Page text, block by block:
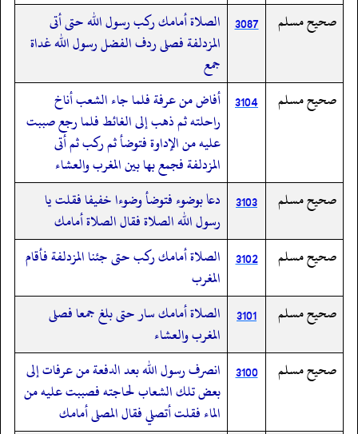
صحيح مسلم
3087 الصلاة أمامك ركب رسول الله حتى أتى
المزدلفة فصلى ردف الفضل رسول الله غداة
جمع
صحيح مسلم
3104 أفاض من عرفة فلما جاء الشعب أناخ
راحلته ثم ذهب إلى الغائط فلما رجع صببت
عليه من الإداوة فتوضأ ثم ركب ثم أتى
المزدلفة فجمع بها بين المغرب والعشاء
صحيح مسلم
3103
دعا بوضوء فتوضأ وضوءا خفيفا فقلت يا
رسول الله الصلاة فقال الصلاة أمامك
صحيح مسلم
3102
الصلاة أمامك ركب حتى جئنا المزدلفة فأقام
المغرب
صحيح مسلم
3101
الصلاة أمامك سار حتى بلغ جمعا فصلى
المغرب والعشاء
صحيح مسلم
3100
انصرف رسول الله بعد الدفعة من عرفات إلى
بعض تلك الشعاب لحاجته فصببت عليه من
الماء فقلت أتصلي فقال المصلى أمامك